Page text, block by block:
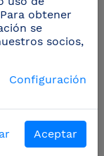
inoxobtener
se
socios,
Configuración
Aceptar